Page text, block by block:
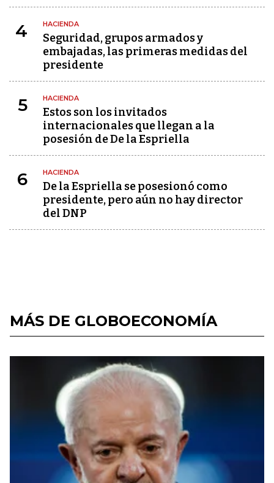
4 HACIENDA
Seguridad, grupos armados y
embajadas, las primeras medidas del
presidente
5 HACIENDA
Estos son los invitados
internacionales que llegan a la
posesión de De la Espriella
6 HACIENDA
De la Espriella se posesionó como
presidente, pero aún no hay director
del DNP
MÁS DE GLOBOECONOMÍA